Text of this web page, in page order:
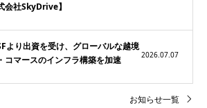
社SkyDrive】
より出資を受け、グローバルな越境
コマースのインフラ構築を加速
2026.07.07
お知らせ一覧